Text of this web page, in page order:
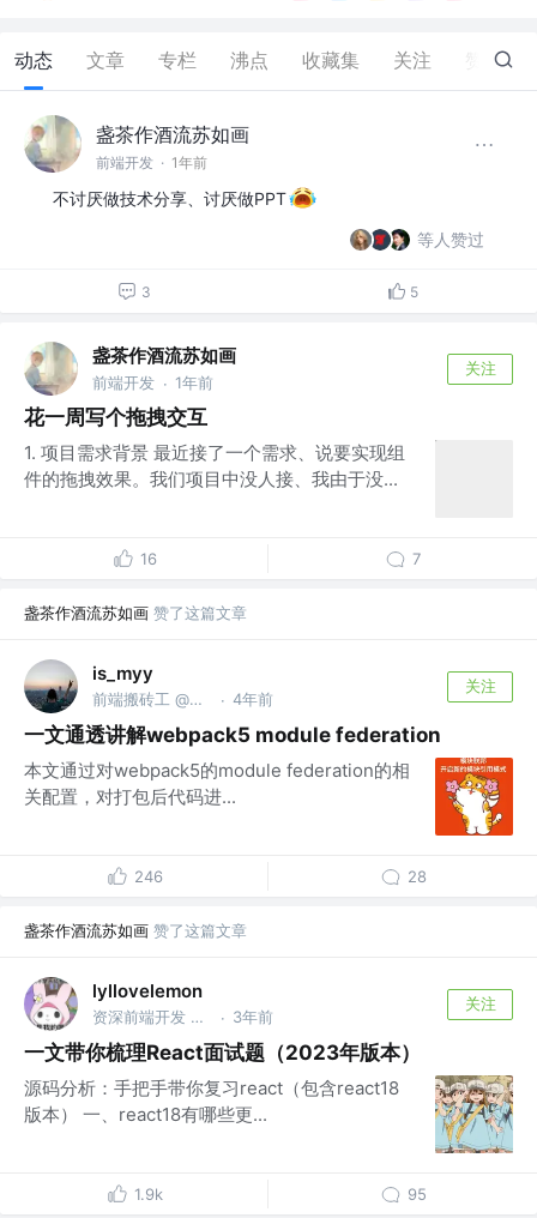
动态 文章 专栏 沸点 收藏集 关注 489
盏茶作酒流苏如画
前端开发 · 1年前
不讨厌做技术分享、讨厌做PPT
等人赞过
3 5
盏茶作酒流苏如画
前端开发 · 1年前
关注
花一周写个拖拽交互
1. 项目需求背景 最近接了一个需求、说要实现组
件的拖拽效果。我们项目中没人接、我由于没...
16 7
盏茶作酒流苏如画 赞了这篇文章
is_myy
前端搬砖工 @字节跳动 · 4年前
关注
一文通透讲解webpack5 module federation
本文通过对webpack5的module federation的相
关配置，对打包后代码进...
246 28
盏茶作酒流苏如画 赞了这篇文章
lyllovelemon
资深前端开发 electron/vue/ react/node @短视频公司 · 3年前
关注
一文带你梳理React面试题（2023年版本）
源码分析：手把手带你复习react（包含react18
版本） 一、react18有哪些更...
1.9k 95